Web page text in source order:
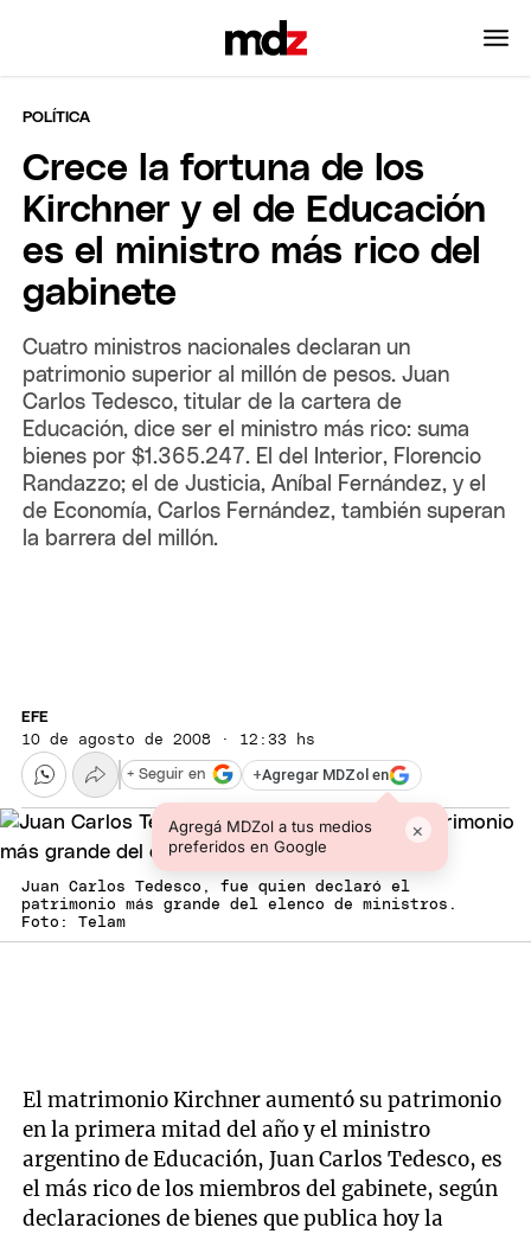
POLÍTICA
Crece la fortuna de los
Kirchner y el de Educación
es el ministro más rico del
gabinete
Cuatro ministros nacionales declaran un
patrimonio superior al millón de pesos. Juan
Carlos Tedesco, titular de la cartera de
Educación, dice ser el ministro más rico: suma
bienes por $1.365.247. El del Interior, Florencio
Randazzo; el de Justicia, Aníbal Fernández, y el
de Economía, Carlos Fernández, también superan
la barrera del millón.
EFE
10 de agosto de 2008 · 12:33 hs
+Agregar MDZol en
Agregá MDZol a tus medios
preferidos en Google
×
+ Seguir en
Juan Carlos Tedesco, fue quien declaró el
patrimonio más grande del elenco de ministros.
Foto: Telam
El matrimonio Kirchner aumentó su patrimonio
en la primera mitad del año y el ministro
argentino de Educación, Juan Carlos Tedesco, es
el más rico de los miembros del gabinete, según
declaraciones de bienes que publica hoy la